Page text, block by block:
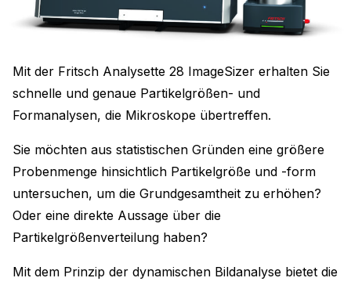
Mit der Fritsch Analysette 28 ImageSizer erhalten Sie
schnelle und genaue Partikelgrößen- und
Formanalysen, die Mikroskope übertreffen.
Sie möchten aus statistischen Gründen eine größere
Probenmenge hinsichtlich Partikelgröße und -form
untersuchen, um die Grundgesamtheit zu erhöhen?
Oder eine direkte Aussage über die
Partikelgrößenverteilung haben?
Mit dem Prinzip der dynamischen Bildanalyse bietet die